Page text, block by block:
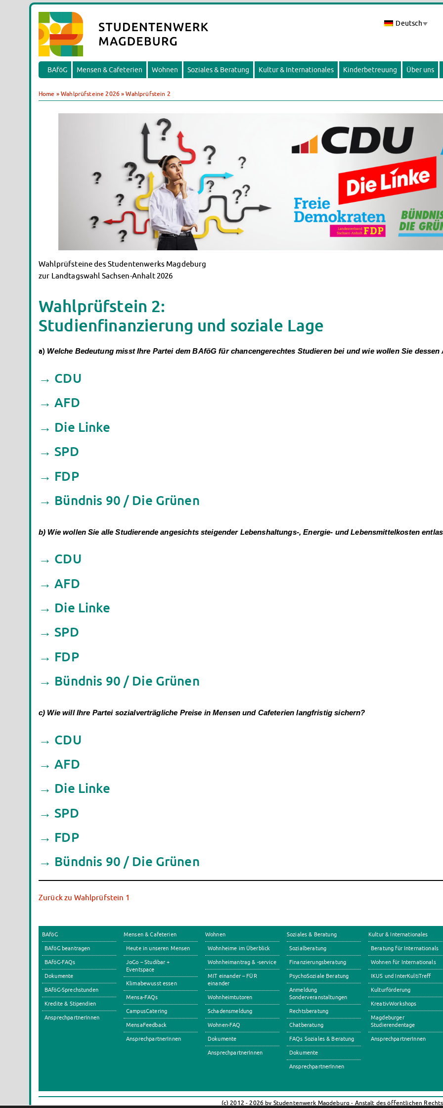
Deutsch
BAföG Mensen & Cafeterien Wohnen Soziales & Beratung Kultur & Internationales Kinderbetreuung Über uns
Home »Wahlprüfsteine 2026»Wahlprüfstein 2
Wahlprüfsteine des Studentenwerks Magdeburg
zur Landtagswahl Sachsen-Anhalt 2026
Wahlprüfstein 2:
Studienfinanzierung und soziale Lage
a) Welche Bedeutung misst Ihre Partei dem BAföG für chancengerechtes Studieren bei und wie wollen Sie
→ CDU
→ AFD
→ Die Linke
→ SPD
→ FDP
→ Bündnis 90 / Die Grünen
b) Wie wollen Sie alle Studierende angesichts steigender Lebenshaltungs-, Energie- und Lebensmittelkosten
→ CDU
→ AFD
→ Die Linke
→ SPD
→ FDP
→ Bündnis 90 / Die Grünen
c) Wie will Ihre Partei sozialverträgliche Preise in Mensen und Cafeterien langfristig sichern?
→ CDU
→ AFD
→ Die Linke
→ SPD
→ FDP
→ Bündnis 90 / Die Grünen
Zurück zu Wahlprüfstein 1
BAföG
BAföG beantragen
BAföG-FAQs
Dokumente
BAföG-Sprechstunden
Kredite & Stipendien
AnsprechpartnerInnen
Mensen & Cafeterien
Heute in unseren Mensen
JoGo – Studibar +
Eventspace
Klimabewusst essen
Mensa-FAQs
CampusCatering
MensaFeedback
AnsprechpartnerInnen
Wohnen
Wohnheime im Überblick
Wohnheimantrag & -service
MIT einander – FÜR
einander
Wohnheimtutoren
Schadensmeldung
Wohnen-FAQ
Dokumente
AnsprechpartnerInnen
Soziales & Beratung
Sozialberatung
Finanzierungsberatung
PsychoSoziale Beratung
Anmeldung
Sonderveranstaltungen
Rechtsberatung
Chatberatung
FAQs Soziales & Beratung
Dokumente
AnsprechpartnerInnen
Kultur & Internationales
Beratung für Internationals
Wohnen für Internationals
IKUS und InterKultiTreff
Kulturförderung
KreativWorkshops
Magdeburger
Studierendentage
AnsprechpartnerInnen
(c) 2012 - 2026 by Studentenwerk Magdeburg - Anstalt des öffentlichen Rechts